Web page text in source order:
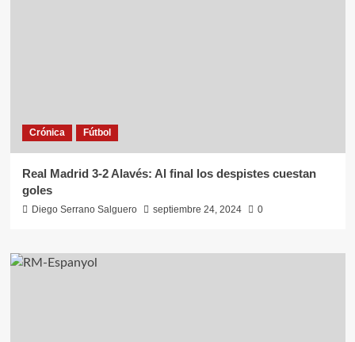
Crónica Fútbol
Real Madrid 3-2 Alavés: Al final los despistes cuestan
goles
Diego Serrano Salguero septiembre 24, 2024 0